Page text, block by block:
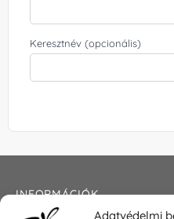
Adatvédelmi
Keresztnév (opcionális)
INFORMÁCIÓK